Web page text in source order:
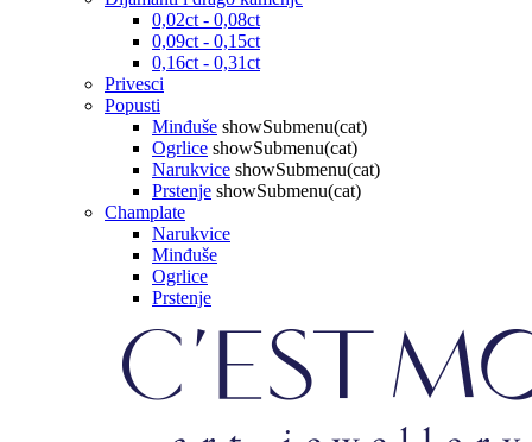
0,02ct - 0,08ct
0,09ct - 0,15ct
0,16ct - 0,31ct
Privesci
Popusti
Minđuše showSubmenu(cat)
Ogrlice showSubmenu(cat)
Narukvice showSubmenu(cat)
Prstenje showSubmenu(cat)
Champlate
Narukvice
Minđuše
Ogrlice
Prstenje